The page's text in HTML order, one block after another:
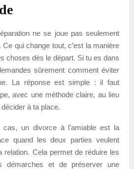
ne se joue pas seulement
qui change tout, c’est la manière
choses dès le départ. Si tu es dans
sûrement comment éviter
La réponse est simple : il faut
avec une méthode claire, au lieu
à ta place.
un divorce à l’amiable est la
quand les deux parties veulent
relation. Cela permet de réduire les
démarches et de préserver une